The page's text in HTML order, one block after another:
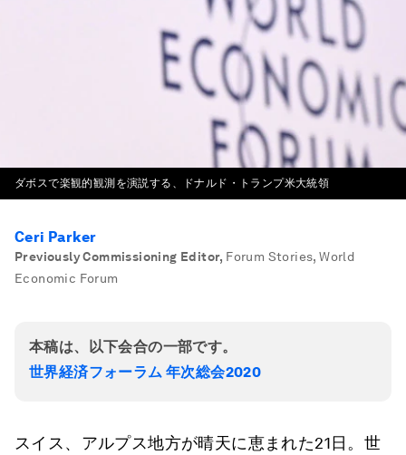
ダボスで楽観的観測を演説する、ドナルド・トランプ米大統領
Ceri Parker
Previously Commissioning Editor, Forum Stories, World
Economic Forum
本稿は、以下会合の一部です。
世界経済フォーラム 年次総会2020
スイス、アルプス地方が晴天に恵まれた21日。世